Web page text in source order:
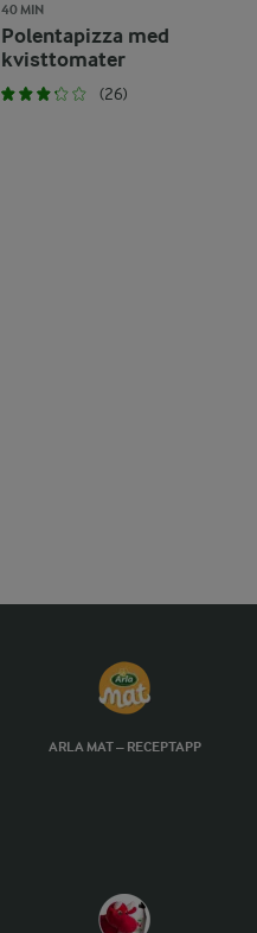
40 MIN
Polentapizza med
kvisttomater
(26)
ARLA MAT – RECEPTAPP